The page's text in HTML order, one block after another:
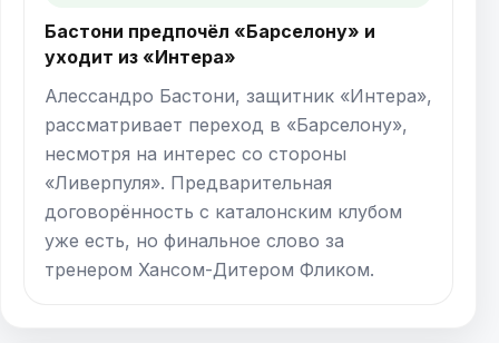
Бастони предпочёл «Барселону» и
уходит из «Интера»
Алессандро Бастони, защитник «Интера»,
рассматривает переход в «Барселону»,
несмотря на интерес со стороны
«Ливерпуля». Предварительная
договорённость с каталонским клубом
уже есть, но финальное слово за
тренером Хансом-Дитером Фликом.